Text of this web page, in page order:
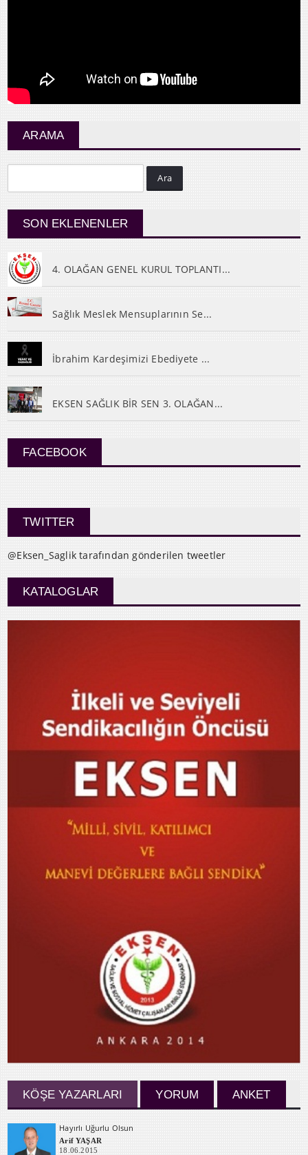
ARAMA
Ara
SON EKLENENLER
4. OLAĞAN GENEL KURUL TOPLANTI...
Sağlık Meslek Mensuplarının Se...
İbrahim Kardeşimizi Ebediyete ...
EKSEN SAĞLIK BİR SEN 3. OLAĞAN...
FACEBOOK
TWITTER
@Eksen_Saglik tarafından gönderilen tweetler
KATALOGLAR
KÖŞE YAZARLARI YORUM ANKET
Hayırlı Uğurlu Olsun
Arif YAŞAR
18.06.2015